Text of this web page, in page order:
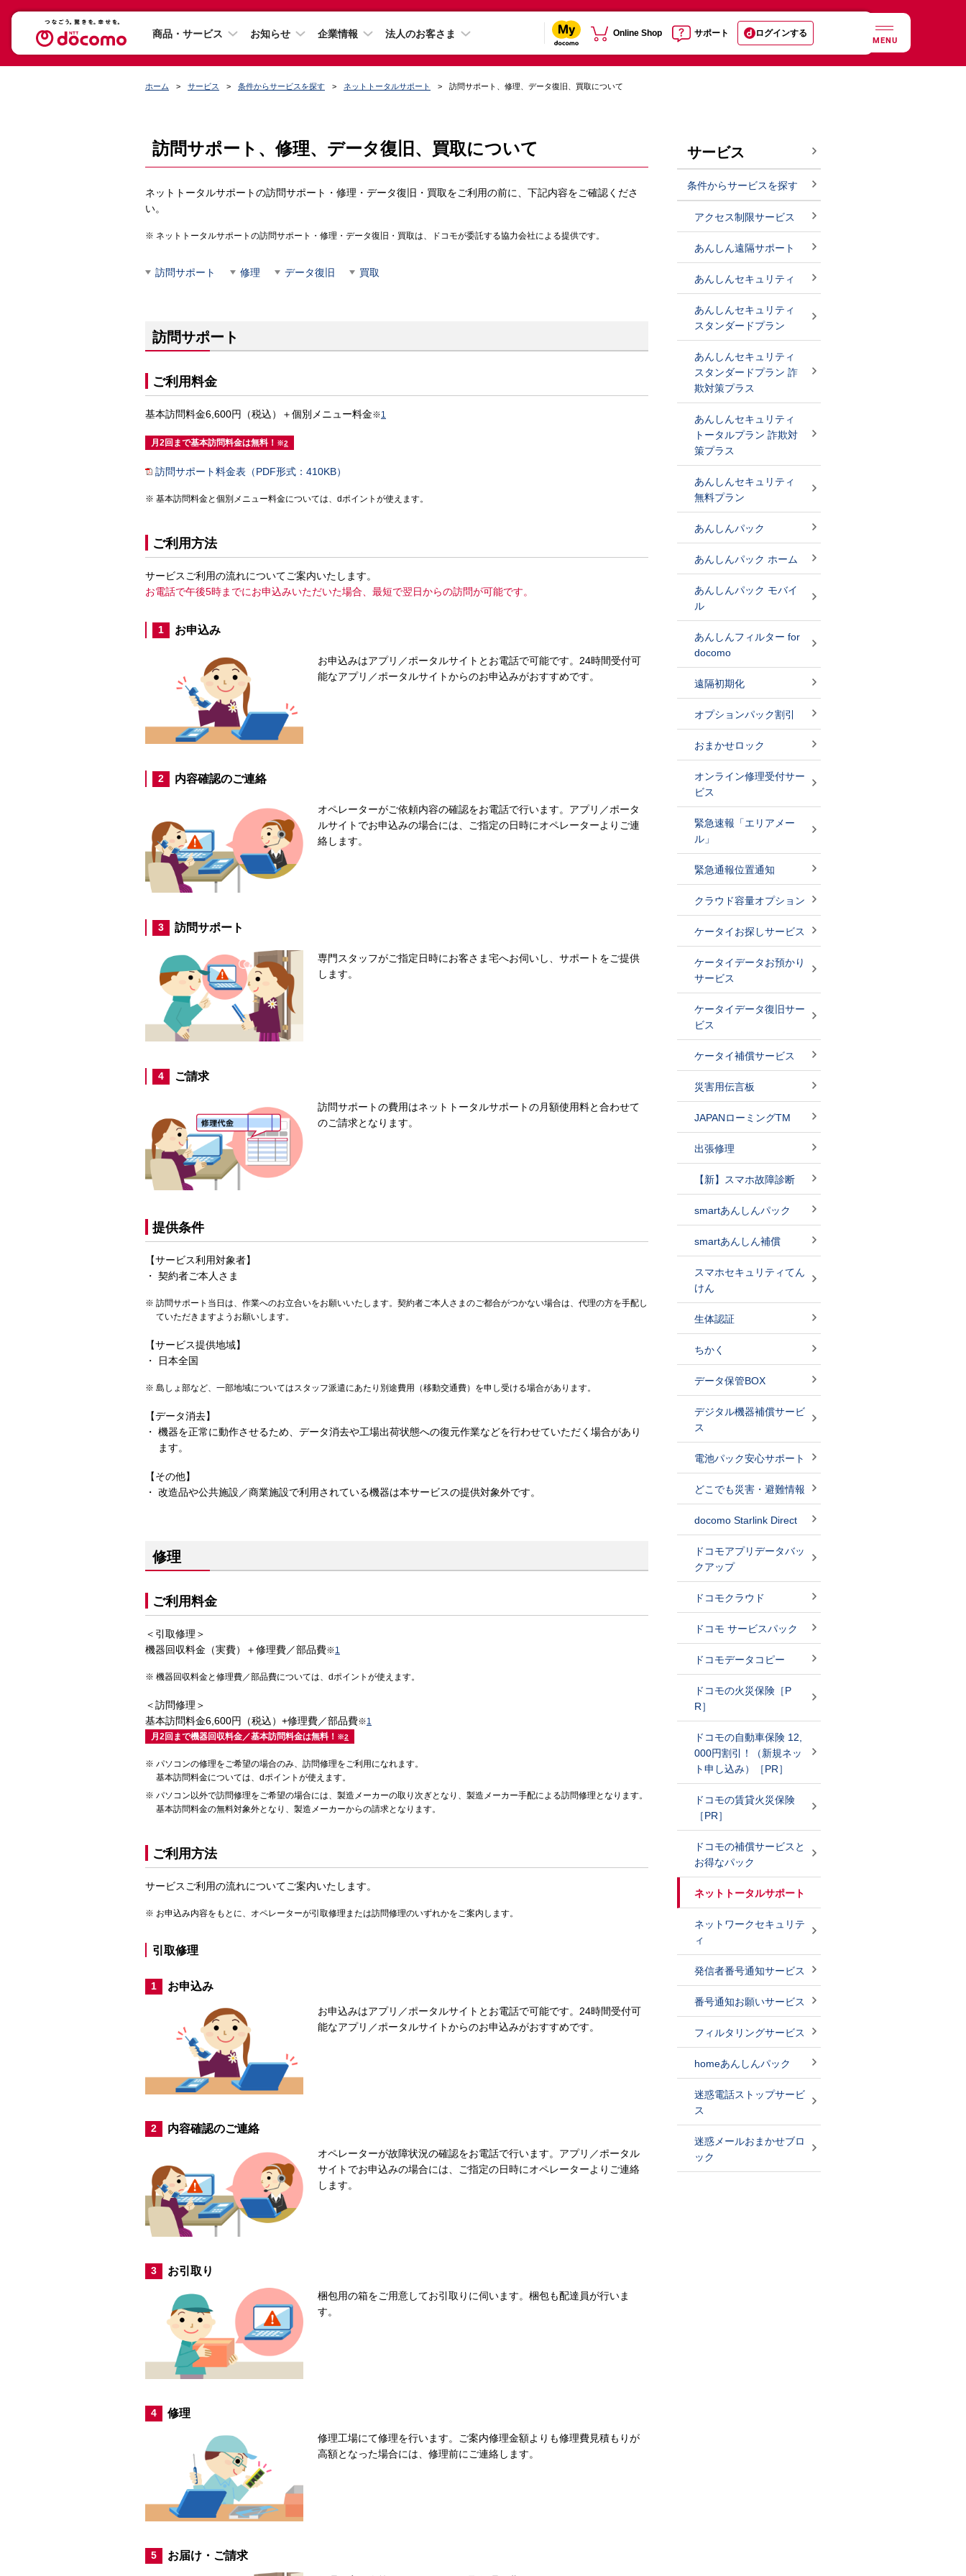
商品・サービス お知らせ 企業情報 法人のお客さま Online Shop サポート ログインする
MENU
ホーム サービス 条件からサービスを探す ネットトータルサポート 訪問サポート、修理、データ復旧、買取について
訪問サポート、修理、データ復旧、買取について
ネットトータルサポートの訪問サポート・修理・データ復旧・買取をご利用の前に、下記内容をご確認くださ
い。
ネットトータルサポートの訪問サポート・修理・データ復旧・買取は、ドコモが委託する協力会社による提供です。
訪問サポート 修理 データ復旧 買取
訪問サポート
ご利用料金
基本訪問料金6,600円（税込）＋個別メニュー料金※1
月2回まで基本訪問料金は無料！ ※2
訪問サポート料金表（PDF形式：410KB）
基本訪問料金と個別メニュー料金については、dポイントが使えます。
ご利用方法
サービスご利用の流れについてご案内いたします。
お電話で午後5時までにお申込みいただいた場合、最短で翌日からの訪問が可能です。
1 お申込み
お申込みはアプリ／ポータルサイトとお電話で可能です。24時間受付可
能なアプリ／ポータルサイトからのお申込みがおすすめです。
2 内容確認のご連絡
オペレーターがご依頼内容の確認をお電話で行います。アプリ／ポータ
ルサイトでお申込みの場合には、ご指定の日時にオペレーターよりご連
絡します。
3 訪問サポート
専門スタッフがご指定日時にお客さま宅へお伺いし、サポートをご提供
します。
4 ご請求
訪問サポートの費用はネットトータルサポートの月額使用料と合わせて
のご請求となります。
提供条件
【サービス利用対象者】
契約者ご本人さま
訪問サポート当日は、作業へのお立合いをお願いいたします。契約者ご本人さまのご都合がつかない場合は、代理の方を手配し
ていただきますようお願いします。
【サービス提供地域】
日本全国
島しょ部など、一部地域についてはスタッフ派遣にあたり別途費用（移動交通費）を申し受ける場合があります。
【データ消去】
機器を正常に動作させるため、データ消去や工場出荷状態への復元作業などを行わせていただく場合があり
ます。
【その他】
改造品や公共施設／商業施設で利用されている機器は本サービスの提供対象外です。
修理
ご利用料金
＜引取修理＞
機器回収料金（実費）＋修理費／部品費※1
機器回収料金と修理費／部品費については、dポイントが使えます。
＜訪問修理＞
基本訪問料金6,600円（税込）+修理費／部品費※1
月2回まで機器回収料金／基本訪問料金は無料！ ※2
パソコンの修理をご希望の場合のみ、訪問修理をご利用になれます。
基本訪問料金については、dポイントが使えます。
パソコン以外で訪問修理をご希望の場合には、製造メーカーの取り次ぎとなり、製造メーカー手配による訪問修理となります。
基本訪問料金の無料対象外となり、製造メーカーからの請求となります。
ご利用方法
サービスご利用の流れについてご案内いたします。
お申込み内容をもとに、オペレーターが引取修理または訪問修理のいずれかをご案内します。
引取修理
1 お申込み
お申込みはアプリ／ポータルサイトとお電話で可能です。24時間受付可
能なアプリ／ポータルサイトからのお申込みがおすすめです。
2 内容確認のご連絡
オペレーターが故障状況の確認をお電話で行います。アプリ／ポータル
サイトでお申込みの場合には、ご指定の日時にオペレーターよりご連絡
します。
3 お引取り
梱包用の箱をご用意してお引取りに伺います。梱包も配達員が行いま
す。
4 修理
修理工場にて修理を行います。ご案内修理金額よりも修理費見積もりが
高額となった場合には、修理前にご連絡します。
5 お届け・ご請求
サービス
条件からサービスを探す
アクセス制限サービス
あんしん遠隔サポート
あんしんセキュリティ
あんしんセキュリティ
スタンダードプラン
あんしんセキュリティ
スタンダードプラン 詐
欺対策プラス
あんしんセキュリティ
トータルプラン 詐欺対
策プラス
あんしんセキュリティ
無料プラン
あんしんパック
あんしんパック ホーム
あんしんパック モバイ
ル
あんしんフィルター for
docomo
遠隔初期化
オプションパック割引
おまかせロック
オンライン修理受付サー
ビス
緊急速報「エリアメー
ル」
緊急通報位置通知
クラウド容量オプション
ケータイお探しサービス
ケータイデータお預かり
サービス
ケータイデータ復旧サー
ビス
ケータイ補償サービス
災害用伝言板
JAPANローミングTM
出張修理
【新】スマホ故障診断
smartあんしんパック
smartあんしん補償
スマホセキュリティてん
けん
生体認証
ちかく
データ保管BOX
デジタル機器補償サービ
ス
電池パック安心サポート
どこでも災害・避難情報
docomo Starlink Direct
ドコモアプリデータバッ
クアップ
ドコモクラウド
ドコモ サービスパック
ドコモデータコピー
ドコモの火災保険［P
R］
ドコモの自動車保険 12,
000円割引！（新規ネッ
ト申し込み）［PR］
ドコモの賃貸火災保険
［PR］
ドコモの補償サービスと
お得なパック
ネットトータルサポート
ネットワークセキュリテ
ィ
発信者番号通知サービス
番号通知お願いサービス
フィルタリングサービス
homeあんしんパック
迷惑電話ストップサービ
ス
迷惑メールおまかせブロ
ック